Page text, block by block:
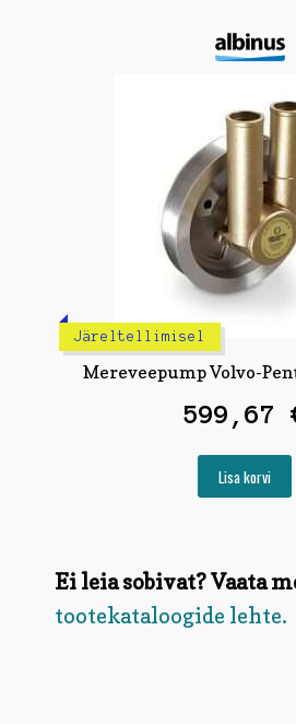
Järeltellimisel
Mereveepump Volvo-
599,67
Lisa korvi
Ei leia sobivat? Vaata
tootekataloogide lehte.